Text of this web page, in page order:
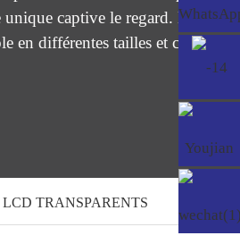
unique captive le regard. Nous
en différentes tailles et
TRANSPARENTS